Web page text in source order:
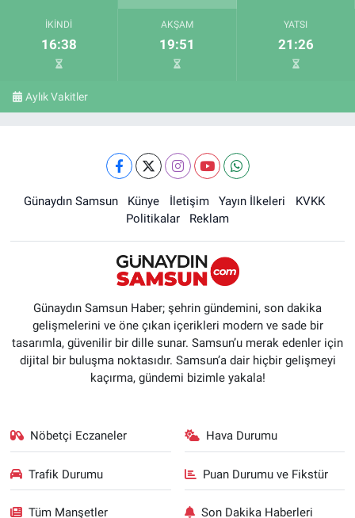
İKINDI
16:38
AKŞAM
19:51
YATSI
21:26
Aylık Vakitler
Günaydın Samsun Künye İletişim Yayın İlkeleri
KVKK
Politikalar
Reklam
Günaydın Samsun Haber; şehrin gündemini, son dakika
gelişmelerini ve öne çıkan içerikleri modern ve sade bir
tasarımla, güvenilir bir dille sunar. Samsun’u merak edenler için
dijital bir buluşma noktasıdır. Samsun’a dair hiçbir gelişmeyi
kaçırma, gündemi bizimle yakala!
Nöbetçi Eczaneler Hava Durumu
Trafik Durumu Puan Durumu ve Fikstür
Tüm Manşetler Son Dakika Haberleri